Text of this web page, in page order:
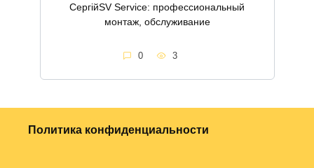
СергійSV Service: профессиональный
монтаж, обслуживание
0 3
Политика конфиденциальности